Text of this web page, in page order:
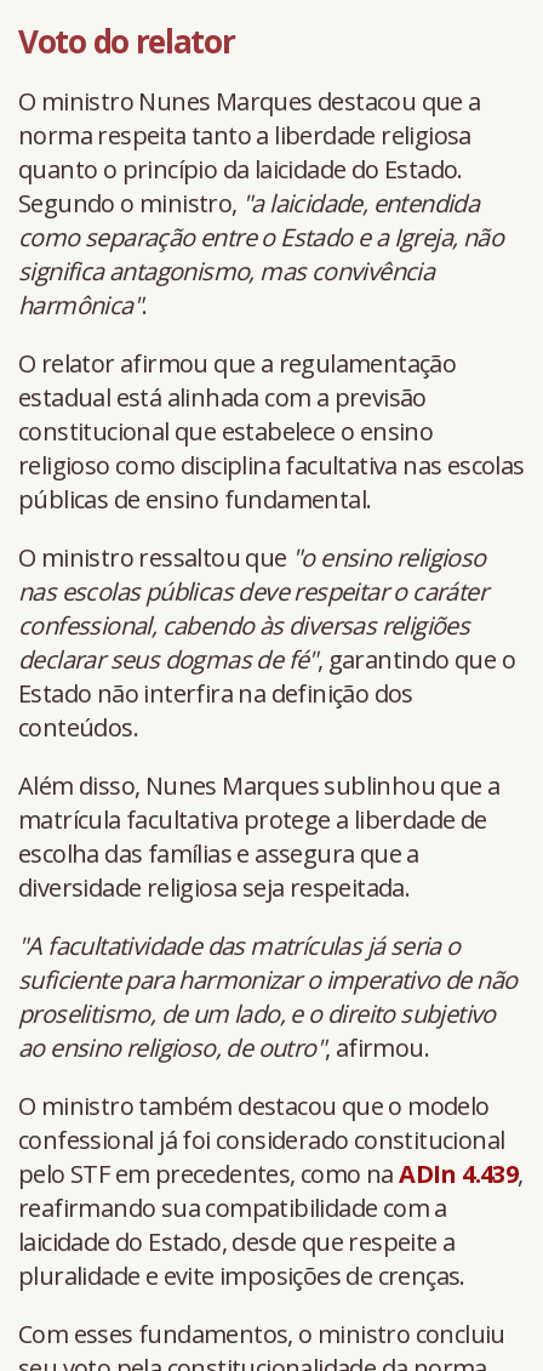
Voto do relator
O ministro Nunes Marques destacou que a
norma respeita tanto a liberdade religiosa
quanto o princípio da laicidade do Estado.
Segundo o ministro, "a laicidade, entendida
como separação entre o Estado e a Igreja, não
significa antagonismo, mas convivência
harmônica".
O relator afirmou que a regulamentação
estadual está alinhada com a previsão
constitucional que estabelece o ensino
religioso como disciplina facultativa nas escolas
públicas de ensino fundamental.
O ministro ressaltou que "o ensino religioso
nas escolas públicas deve respeitar o caráter
confessional, cabendo às diversas religiões
declarar seus dogmas de fé", garantindo que o
Estado não interfira na definição dos
conteúdos.
Além disso, Nunes Marques sublinhou que a
matrícula facultativa protege a liberdade de
escolha das famílias e assegura que a
diversidade religiosa seja respeitada.
"A facultatividade das matrículas já seria o
suficiente para harmonizar o imperativo de não
proselitismo, de um lado, e o direito subjetivo
ao ensino religioso, de outro", afirmou.
O ministro também destacou que o modelo
confessional já foi considerado constitucional
pelo STF em precedentes, como naADIn 4.439,
reafirmando sua compatibilidade com a
laicidade do Estado, desde que respeite a
pluralidade e evite imposições de crenças.
Com esses fundamentos, o ministro concluiu